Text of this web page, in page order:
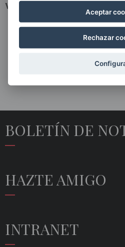
Wagner
FACEBOOK
BOLETÍN DE
HAZTE AMIGO
INTRANET
Aceptar
Rechazar